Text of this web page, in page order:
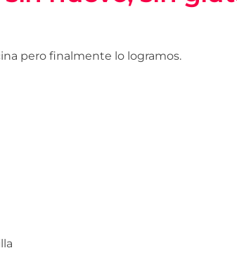
pero finalmente lo logramos.